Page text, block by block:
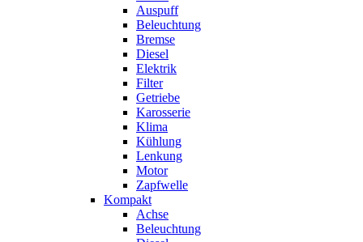
Auspuff
Beleuchtung
Bremse
Diesel
Elektrik
Filter
Getriebe
Karosserie
Klima
Kühlung
Lenkung
Motor
Zapfwelle
Kompakt
Achse
Beleuchtung